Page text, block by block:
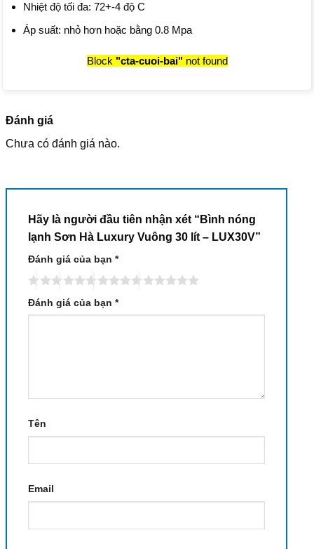
Nhiệt độ tối đa: 72+-4 độ C
Áp suất: nhỏ hơn hoặc bằng 0.8 Mpa
Block "cta-cuoi-bai"not found
Đánh giá
Chưa có đánh giá nào.
Hãy là người đầu tiên nhận xét “Bình nóng
lạnh Sơn Hà Luxury Vuông 30 lít – LUX30V”
Đánh giá của bạn *
Đánh giá của bạn *
Tên
Email